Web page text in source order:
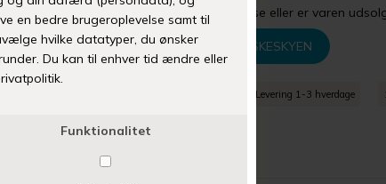
Mangler din størrelse eller er varen
TILFØJ TIL ØNSKESKYEN
Levering 1-3 hverdage